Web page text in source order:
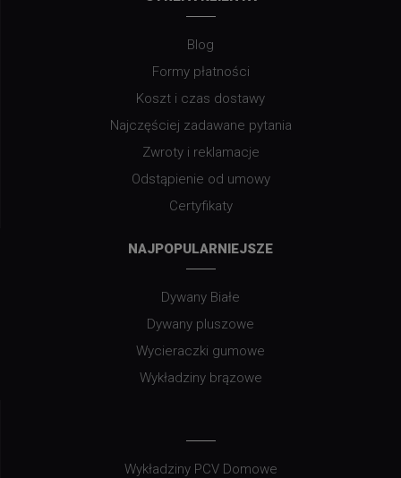
Blog
Formy płatności
Koszt i czas dostawy
Najczęściej zadawane pytania
Zwroty i reklamacje
Odstąpienie od umowy
Certyfikaty
NAJPOPULARNIEJSZE
Dywany Białe
Dywany pluszowe
Wycieraczki gumowe
Wykładziny brązowe
Wykładziny PCV Domowe